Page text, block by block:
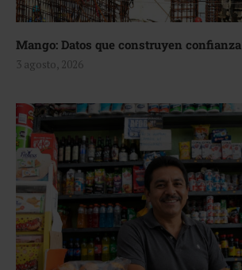
Mango: Datos que construyen confianza
3 agosto, 2026